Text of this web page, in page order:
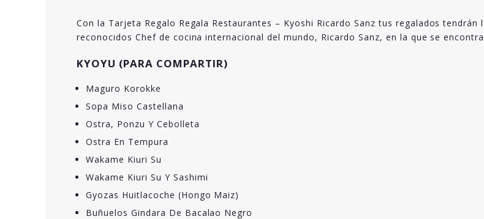
Con la Tarjeta Regalo Regala Restaurantes – Kyoshi Ricardo Sanz tus regalados
reconocidos Chef de cocina internacional del mundo, Ricardo Sanz, en la que se
KYOYU (PARA COMPARTIR)
Maguro Korokke
Sopa Miso Castellana
Ostra, Ponzu Y Cebolleta
Ostra En Tempura
Wakame Kiuri Su
Wakame Kiuri Su Y Sashimi
Gyozas Huitlacoche (Hongo Maiz)
Buñuelos Gindara De Bacalao Negro